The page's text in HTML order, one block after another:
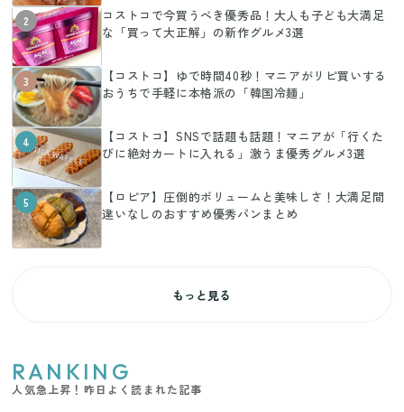
2
コストコで今買うべき優秀品！大人も子ども大満足
な「買って大正解」の新作グルメ3選
3
【コストコ】ゆで時間40秒！マニアがリピ買いする
おうちで手軽に本格派の「韓国冷麺」
4
【コストコ】SNSで話題も話題！マニアが「行くた
びに絶対カートに入れる」激うま優秀グルメ3選
5
【ロピア】圧倒的ボリュームと美味しさ！大満足間
違いなしのおすすめ優秀パンまとめ
もっと見る
RANKING
人気急上昇！昨日よく読まれた記事